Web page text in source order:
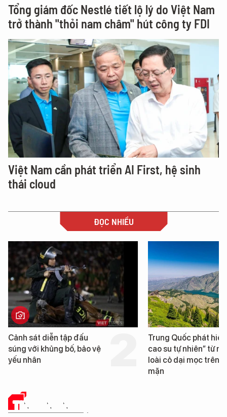
Tổng giám đốc Nestlé tiết lộ lý do Việt Nam
trở thành "thỏi nam châm" hút công ty FDI
Việt Nam cần phát triển AI First, hệ sinh
thái cloud
ĐỌC NHIỀU
Trung Quốc phát hiện “mỏ
cao su tự nhiên” từ một
loài cỏ dại mọc trên đất
Loạt dự án bất động
Đà Nẵng sắp bị kiểm
TIN CÔNG NGHỆ